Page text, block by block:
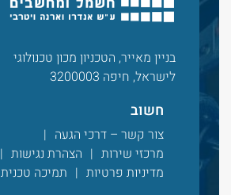
בניין מאייר, הטכניון מכון טכנולוגי
לישראל, חיפה 3200003
חשוב
צור קשר – דרכי הגעה
מרכזי שירות
הצהרת נגישות
מדיניות פרטיות
תמיכה טכנית